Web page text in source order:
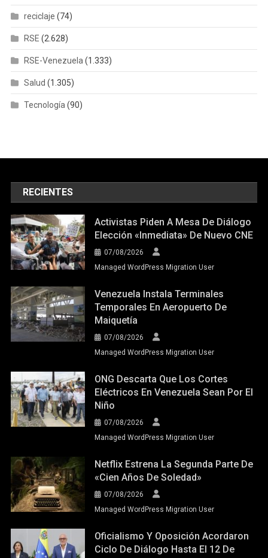
reciclaje (74)
RSE (2.628)
RSE-Venezuela (1.333)
Salud (1.305)
Tecnología (90)
RECIENTES
Activistas Piden A Mesa De Diálogo
Elección «inmediata» De Nuevo CNE
07/08/2026
Managed WordPress Migration User
Venezuela Instala Terminales
Temporales En Aeropuerto De
Maiquetía
07/08/2026
Managed WordPress Migration User
ONG Descarta Que Los Cortes
Eléctricos En Venezuela Sean Por El
Niño
07/08/2026
Managed WordPress Migration User
Netflix Estrena La Segunda Parte De
«Cien Años De Soledad»
07/08/2026
Managed WordPress Migration User
Oficialismo Y Oposición Acordaron
Ciclo De Diálogo Hasta El 12 De